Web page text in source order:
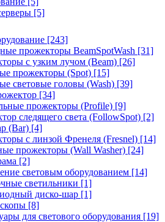
[5]
[243]
прожекторы BeamSpotWash [31]
с узким лучом (Beam) [26]
прожекторы (Spot) [15]
световые головы (Wash) [39]
[34]
прожекторы (Profile) [9]
следящего света (FollowSpot) [2]
(Bar) [4]
с линзой Френеля (Fresnel) [14]
прожекторы (Wall Washer) [24]
[2]
световым оборудованием [14]
светильники [1]
диско-шар [1]
[8]
для светового оборудования [19]